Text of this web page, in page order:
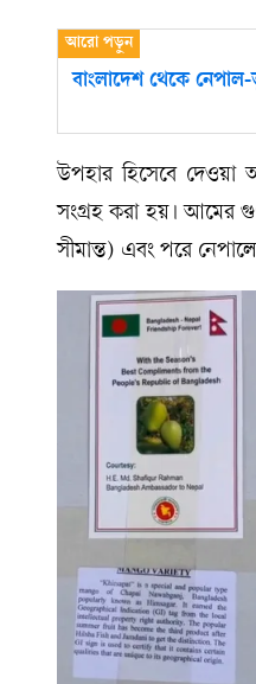
বাংলাদেশ থেকে নেপাল-
উপহার হিসেবে দেওয়া
সংগ্রহ করা হয়। আমের
সীমান্ত) এবং পরে